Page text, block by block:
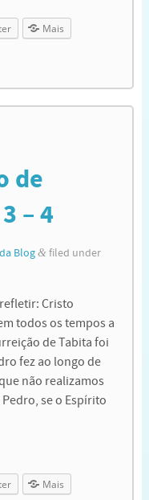
Mais
de
– 4
Blog &filed under
Cristo
todos os tempos a
de Tabita foi
fez ao longo de
não realizamos
se o Espírito
Mais